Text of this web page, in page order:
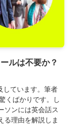
ルは不要か？
しています。筆者
くばかりです。し
ソンには英会話ス
る理由を解説しま